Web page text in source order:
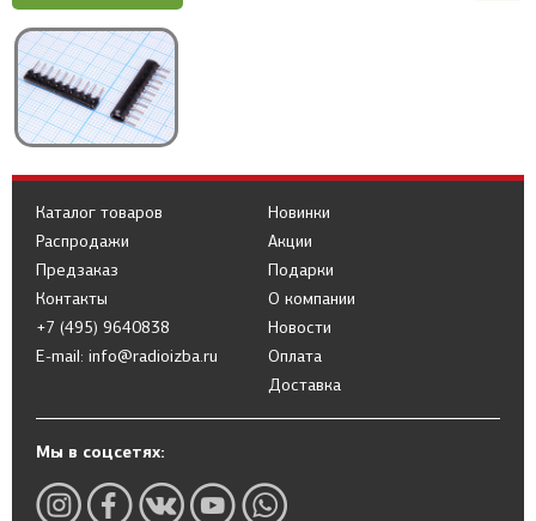
Каталог товаров
Распродажи
Предзаказ
Новинки
Акции
Подарки
Контакты
+7 (495) 9640838
E-mail: info@radioizba.ru
О компании
Новости
Оплата
Доставка
Мы в соцсетях: